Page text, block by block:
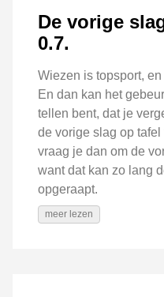
De vorige
0.7.
Wiezen is topsport,
En dan kan het
tellen bent, dat je
de vorige slag op
vraag je dan om de
want dat kan zo lang
opgeraapt.
meer lezen